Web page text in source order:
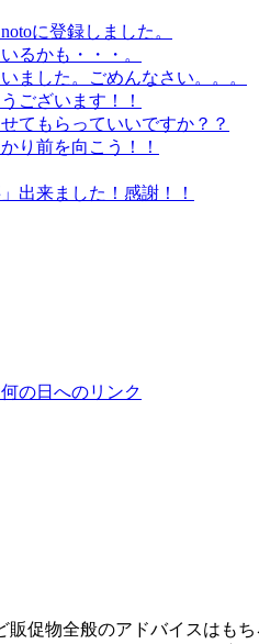
に登録しました。
るかも・・・。
ました。ごめんなさい。。。
ございます！！
てもらっていいですか？？
り前を向こう！！
出来ました！感謝！！
促物全般のアドバイスは